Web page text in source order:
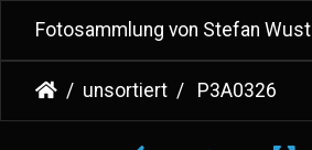
Fotosammlung von Stefan Wust
unsortiert P3A0326